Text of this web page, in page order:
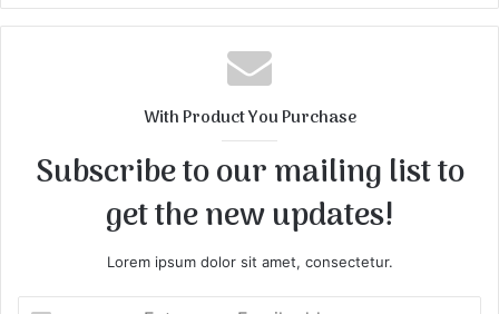
b
s
i
With Product You Purchase
Subscribe to our mailing list to
get the new updates!
Lorem ipsum dolor sit amet, consectetur.